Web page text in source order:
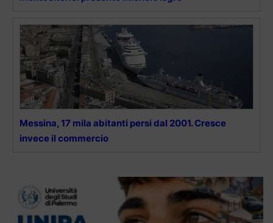
Messina, 17 mila abitanti persi dal 2001. Cresce
invece il commercio